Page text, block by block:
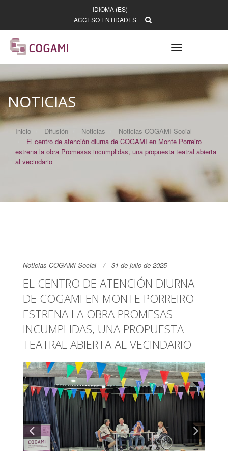
IDIOMA (ES)
ACCESO ENTIDADES
Toggle
navigation
NOTICIAS
Inicio Difusión Noticias
Noticias COGAMI Social
El centro de atención diurna de COGAMI en Monte Porreiro
estrena la obra Promesas incumplidas, una propuesta teatral abierta
al vecindario
Noticias COGAMI Social 31 de julio de 2025
EL CENTRO DE ATENCIÓN DIURNA
DE COGAMI EN MONTE PORREIRO
ESTRENA LA OBRA PROMESAS
INCUMPLIDAS, UNA PROPUESTA
TEATRAL ABIERTA AL VECINDARIO